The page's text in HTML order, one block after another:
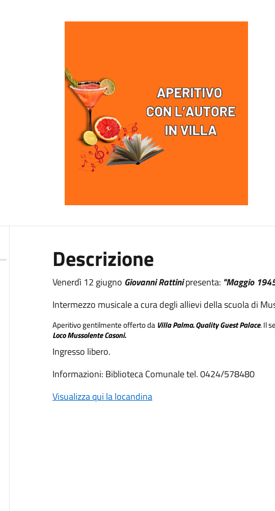
Descrizione
Venerdì 12 giugno Giovanni Rattinipresenta: "Maggio
Intermezzo musicale a cura degli allievi della scuola di
Aperitivo gentilmente offerto da Villa Palma. Quality Guest Palace. Il
Loco Mussolente Casoni.
Ingresso libero.
Informazioni: Biblioteca Comunale tel. 0424/578480
Visualizza qui la locandina